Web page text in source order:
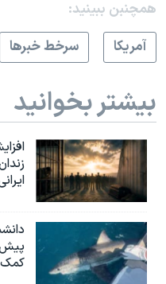
همچنبن ببینید:
آمريکا
سرخط خبرها
بیشتر بخوانید
کمک